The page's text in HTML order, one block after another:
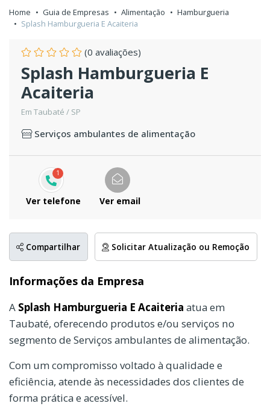
Home Guia de Empresas Alimentação
Hamburgueria
Splash Hamburgueria E Acaiteria
(0 avaliações)
Splash Hamburgueria E
Acaiteria
Em Taubaté / SP
Serviços ambulantes de alimentação
1
Ver telefone Ver email
Compartilhar Solicitar Atualização ou Remoção
Informações da Empresa
A Splash Hamburgueria E Acaiteria atua em
Taubaté, oferecendo produtos e/ou serviços no
segmento de Serviços ambulantes de alimentação.
Com um compromisso voltado à qualidade e
eficiência, atende às necessidades dos clientes de
forma prática e acessível.